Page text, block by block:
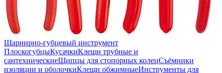
Шарнирно-губцевый инструмент
ПлоскогубцыКусачкиКлещи трубные и
сантехническиеЩипцы для стопорных колецСъёмники
изоляции и оболочкиКлещи обжимныеИнструменты для